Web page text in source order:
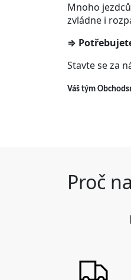
Mnoho
zvládne i
⇒
Stavte se za
Váš tým
Proč